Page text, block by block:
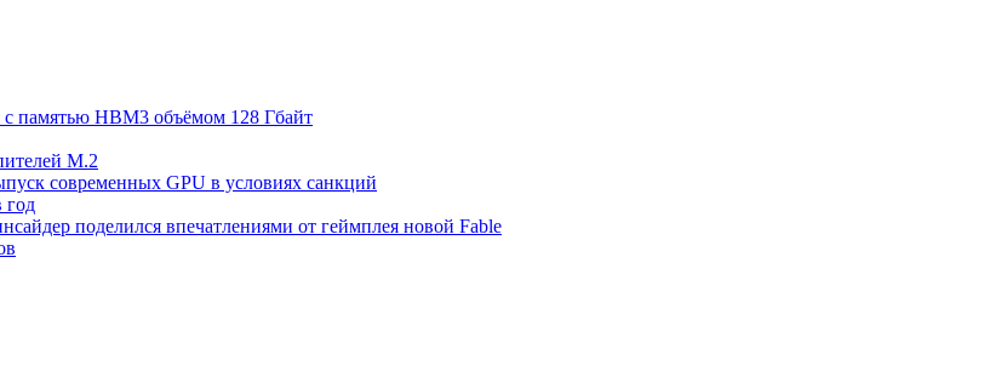
памятью HBM3 объёмом 128 Гбайт
M.2
современных GPU в условиях санкций
год
поделился впечатлениями от геймплея новой Fable